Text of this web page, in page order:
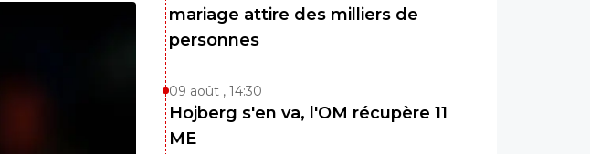
mariage attire des milliers de
personnes
09 août , 14:30
Hojberg s'en va, l'OM récupère 11
ME